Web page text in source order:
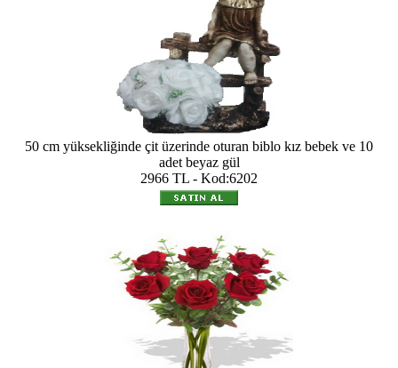
50 cm yüksekliğinde çit üzerinde oturan biblo kız bebek ve 10
adet beyaz gül
2966 TL - Kod:6202